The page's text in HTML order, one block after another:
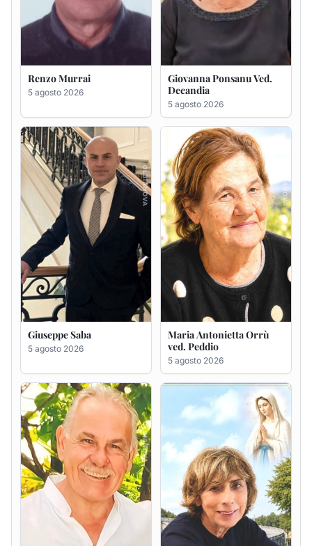
Renzo Murrai
5 agosto 2026
Giovanna Ponsanu Ved.
Decandia
5 agosto 2026
Giuseppe Saba
5 agosto 2026
Maria Antonietta Orrù
ved. Peddio
5 agosto 2026